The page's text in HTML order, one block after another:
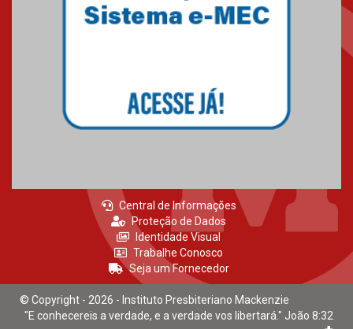
Central de Informações
Proteção de Dados
Identidade Visual
Trabalhe Conosco
Seja um Fornecedor
© Copyright - 2026 - Instituto Presbiteriano Mackenzie
"E conhecereis a verdade, e a verdade vos libertará." João 8:32